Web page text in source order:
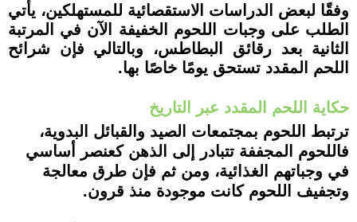
وفقًا لبعض الدراسات الاستقصائية للمستهلكين، يأتي
الطلب على وجبات اللحوم الخفيفة الآن في المرتبة
الثانية بعد رقائق البطاطس، وبالتالي فإن شرائح
اللحم المقدد تستحق يومًا خاصًا بها.
حكاية اللحم المقدد عبر التاريخ
ترتبط اللحوم بمجتمعات الصيد والقبائل البدوية،
فاللحوم المجففة تتبادر إلى الذهن كعنصر أساسي
في وجباتهم الغذائية، ومن ثم فإن طرق معالجة
وتجفيف اللحوم كانت موجودة منذ قرون.